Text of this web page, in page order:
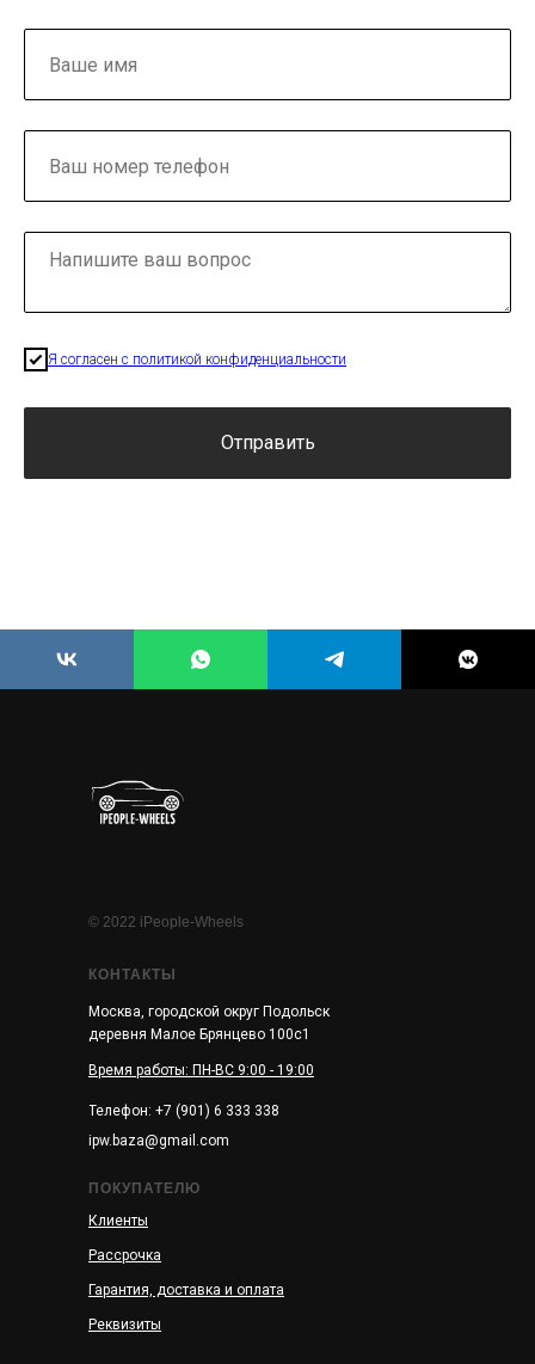
Я согласен с политикой конфиденциальности
Отправить
КОНТАКТЫ
Москва, городской округ Подольск
деревня Малое Брянцево 100с1
ipw.baza@gmail.com
Гарантия, доставка и оплата
Рассрочка
Клиенты
Реквизиты
ПОКУПАТЕЛЮ
© 2022 iPeople-Wheels
Телефон: +7 (901) 6 333 338
Время работы: ПН-ВС 9:00 - 19:00